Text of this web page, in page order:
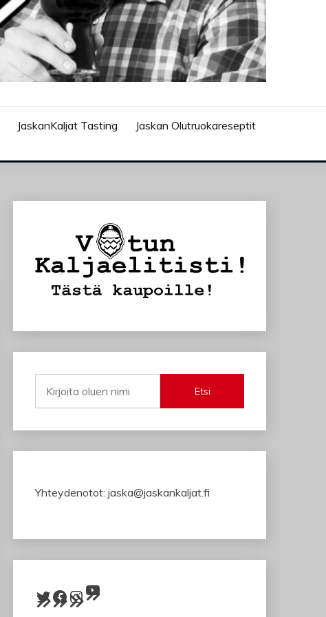
JaskanKaljat Tasting
Jaskan Olutruokareseptit
Etsi
Yhteydenotot: jaska@jaskankaljat.fi
Twitter Facebook InstagramYouTube